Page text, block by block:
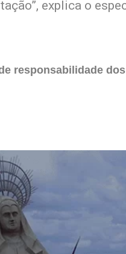
explica o
responsabilidade